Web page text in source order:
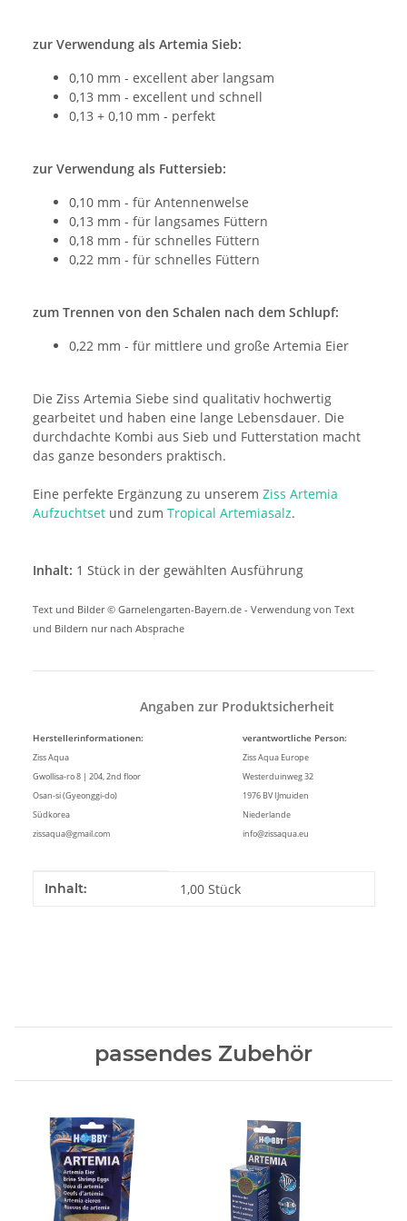
zur Verwendung als Artemia Sieb:
0,10 mm - excellent aber langsam
0,13 mm - excellent und schnell
0,13 + 0,10 mm - perfekt
zur Verwendung als Futtersieb:
0,10 mm - für Antennenwelse
0,13 mm - für langsames Füttern
0,18 mm - für schnelles Füttern
0,22 mm - für schnelles Füttern
zum Trennen von den Schalen nach dem Schlupf:
0,22 mm - für mittlere und große Artemia Eier
Die Ziss Artemia Siebe sind qualitativ hochwertig
gearbeitet und haben eine lange Lebensdauer. Die
durchdachte Kombi aus Sieb und Futterstation macht
das ganze besonders praktisch.
Eine perfekte Ergänzung zu unserem Ziss Artemia
Aufzuchtset und zum Tropical Artemiasalz.
Inhalt: 1 Stück in der gewählten Ausführung
Text und Bilder © Garnelengarten-Bayern.de - Verwendung von Text
und Bildern nur nach Absprache
Angaben zur Produktsicherheit
Herstellerinformationen: verantwortliche Person:
Ziss Aqua
Ziss Aqua Europe
Gwollisa-ro 8 | 204, 2nd floor
Westerduinweg 32
Osan-si (Gyeonggi-do)
1976 BV IJmuiden
Südkorea
Niederlande
zissaqua@gmail.com
info@zissaqua.eu
Produkteigenschaft
Wert
Inhalt: 1,00 Stück
passendes Zubehör